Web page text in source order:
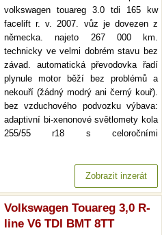
volkswagen touareg 3.0 tdi 165 kw
facelift r. v. 2007. vůz je dovezen z
německa. najeto 267 000 km.
technicky ve velmi dobrém stavu bez
závad. automatická převodovka řadí
plynule motor běží bez problémů a
nekouří (žádný modrý ani černý kouř).
bez vzduchového podvozku výbava:
adaptivní bi-xenonové světlomety kola
255/55 r18 s celoročními
Zobrazit inzerát
Volkswagen Touareg 3,0 R-
line V6 TDI BMT 8TT